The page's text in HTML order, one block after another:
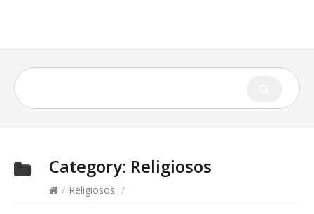
Category: Religiosos
/ Religiosos /